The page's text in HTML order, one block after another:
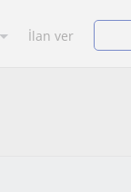
İlan ver